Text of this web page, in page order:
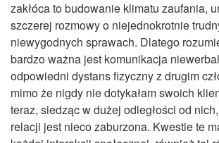
zakłóca to budowanie klimatu zaufania,
szczerej rozmowy o niejednokrotnie
niewygodnych sprawach. Dlatego
bardzo ważna jest komunikacja
odpowiedni dystans fizyczny z drugim
mimo że nigdy nie dotykałam swoich
teraz, siedząc w dużej odległości od
relacji jest nieco zaburzona. Kwestie te